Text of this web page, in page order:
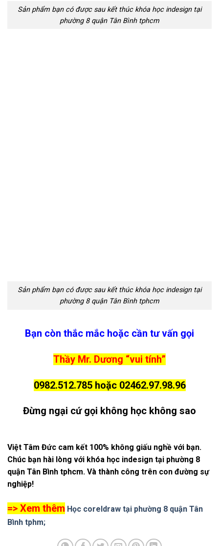
Sản phẩm bạn có được sau kết thúc khóa học indesign tại
phường 8 quận Tân Bình tphcm
Sản phẩm bạn có được sau kết thúc khóa học indesign tại
phường 8 quận Tân Bình tphcm
Bạn còn thắc mắc hoặc cần tư vấn gọi
Thầy Mr. Dương “vui tính”
0982.512.785 hoặc 02462.97.98.96
Đừng ngại cứ gọi không học không sao
Việt Tâm Đức cam kết 100% không giấu nghề với bạn.
Chúc bạn hài lòng với khóa học indesign tại phường 8
quận Tân Bình tphcm. Và thành công trên con đường sự
nghiệp!
=> Xem thêm Học coreldraw tại phường 8 quận Tân
Bình tphm;